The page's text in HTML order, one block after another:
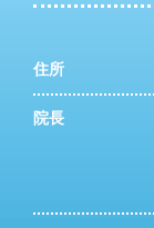
住所
院長